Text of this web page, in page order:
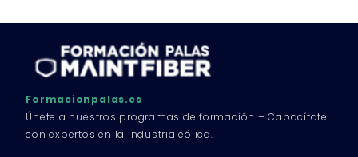
Formacionpalas.es
Únete a nuestros programas de formación – Capacítate
con expertos en la industria eólica.